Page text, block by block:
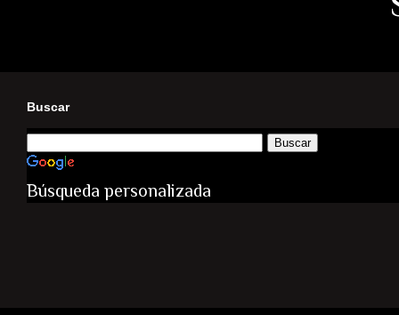
Buscar
Búsqueda personalizada